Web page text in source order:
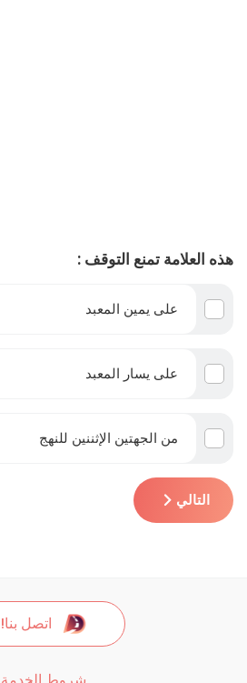
هذه العلامة تمنع التوقف :
على يمين المعبد
على يسار المعبد
من الجهتين الإثننين للنهج
التالي
اتصل بنا!